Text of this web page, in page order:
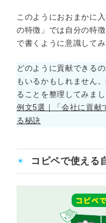
このようにおおまかに
の特徴」では自分の特
で書くように意識してみ
どのように貢献できる
もいるかもしれません
ることを整理してみまし
例文5選｜「会社に貢献
る秘訣
コピペで使える